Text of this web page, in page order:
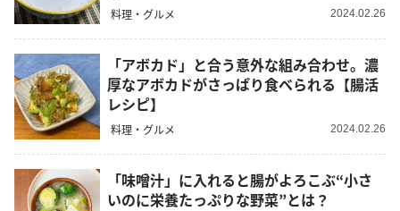
料理・グルメ 2024.02.26
「アボカド」と合う意外な組み合わせ。濃
厚なアボカドがさっぱり食べられる【腸活
レシピ】
料理・グルメ 2024.02.26
「味噌汁」に入れると腸がよろこぶ“小さ
いのに栄養たっぷりな野菜”とは？